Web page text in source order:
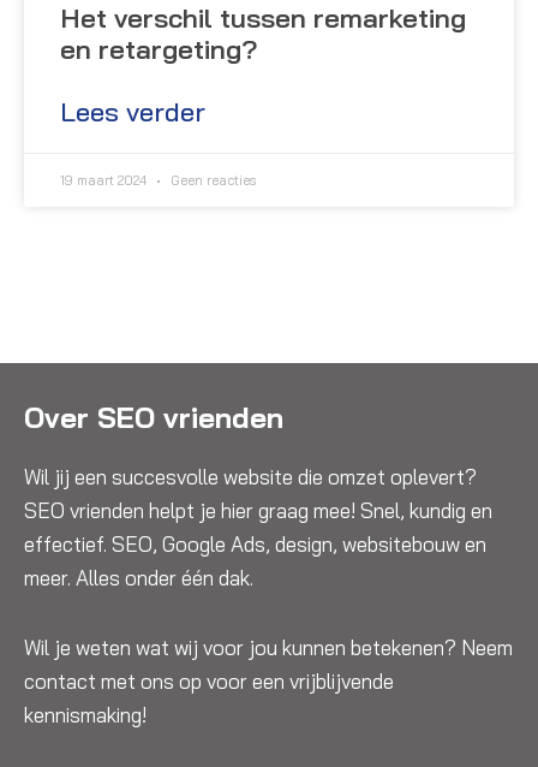
Het verschil tussen remarketing
en retargeting?
Lees verder
19 maart 2024 Geen reacties
Over SEO vrienden
Wil jij een succesvolle website die omzet oplevert?
SEO vrienden helpt je hier graag mee! Snel, kundig en
effectief. SEO, Google Ads, design, websitebouw en
meer. Alles onder één dak.
Wil je weten wat wij voor jou kunnen betekenen? Neem
contact met ons op voor een vrijblijvende
kennismaking!